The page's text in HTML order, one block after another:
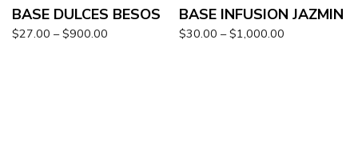
BASE DULCES BESOS
$27.00 – $900.00
BASE INFUSION JAZMIN
$30.00 – $1,000.00